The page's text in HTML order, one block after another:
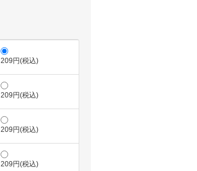
209円(税込)
209円(税込)
209円(税込)
209円(税込)